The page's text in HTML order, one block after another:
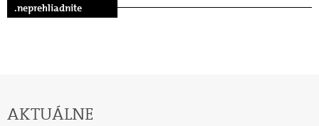
.neprehliadnite
AKTUÁLNE